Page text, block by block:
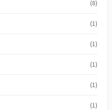
(8)
(1)
(1)
(1)
(1)
(1)